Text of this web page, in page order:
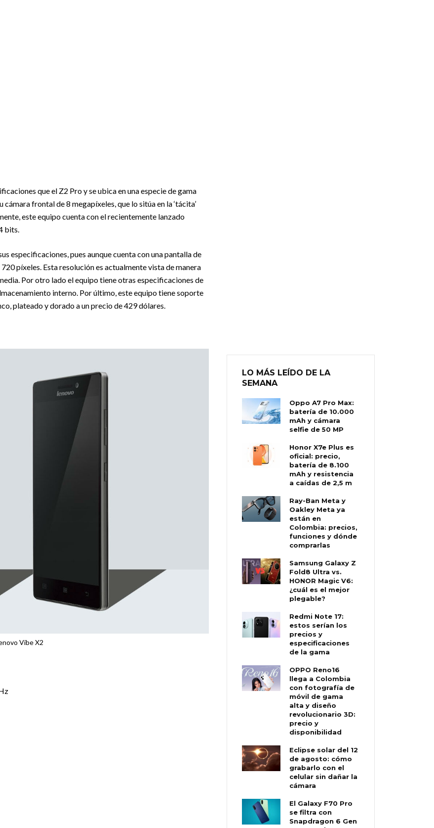
que el Z2 Pro y se ubica en una especie de gama
frontal de 8 megapíxeles, que lo sitúa en la ‘tácita’
este equipo cuenta con el recientemente lanzado
bits.
especificaciones, pues aunque cuenta con una pantalla de
píxeles. Esta resolución es actualmente vista de manera
Por otro lado el equipo tiene otras especificaciones de
interno. Por último, este equipo tiene soporte
plateado y dorado a un precio de 429 dólares.
Vibe X2
LO MÁS LEÍDO DE LA
SEMANA
Oppo A7 Pro Max:
batería de 10.000
mAh y cámara
selfie de 50 MP
Honor X7e Plus es
oficial: precio,
batería de 8.100
mAh y resistencia
a caídas de 2,5 m
Ray-Ban Meta y
Oakley Meta ya
están en
Colombia: precios,
funciones y dónde
comprarlas
Samsung Galaxy Z
Fold8 Ultra vs.
HONOR Magic V6:
¿cuál es el mejor
plegable?
Redmi Note 17:
estos serían los
precios y
especificaciones
de la gama
OPPO Reno16
llega a Colombia
con fotografía de
móvil de gama
alta y diseño
revolucionario 3D:
precio y
disponibilidad
Eclipse solar del 12
de agosto: cómo
grabarlo con el
celular sin dañar la
cámara
El Galaxy F70 Pro
se filtra con
Snapdragon 6 Gen